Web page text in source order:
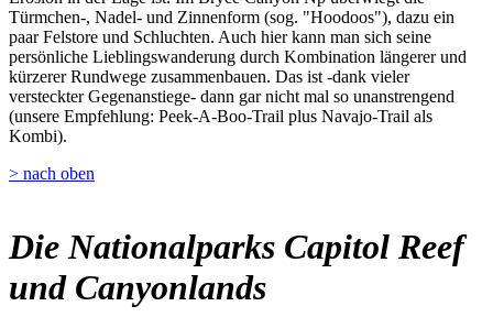
Türmchen-, Nadel- und Zinnenform (sog. "Hoodoos"), dazu ein
paar Felstore und Schluchten. Auch hier kann man sich seine
persönliche Lieblingswanderung durch Kombination längerer und
kürzerer Rundwege zusammenbauen. Das ist -dank vieler
versteckter Gegenanstiege- dann gar nicht mal so unanstrengend
(unsere Empfehlung: Peek-A-Boo-Trail plus Navajo-Trail als
Kombi).
> nach oben
Die Nationalparks Capitol Reef
und Canyonlands